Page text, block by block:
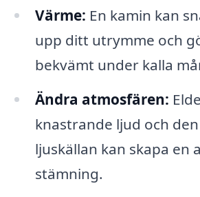
Värme: En kamin kan
upp ditt utrymme och
bekvämt under kalla
Ändra atmosfären:
knastrande ljud och
ljuskällan kan skapa en
stämning.